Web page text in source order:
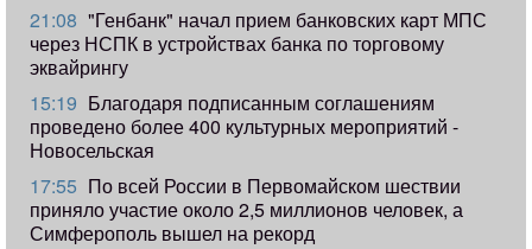
21:08 "Генбанк" начал прием банковских карт МПС
через НСПК в устройствах банка по торговому
эквайрингу
15:19 Благодаря подписанным соглашениям
проведено более 400 культурных мероприятий -
Новосельская
17:55 ​По всей России в Первомайском шествии
приняло участие около 2,5 миллионов человек, а
Симферополь вышел на рекорд